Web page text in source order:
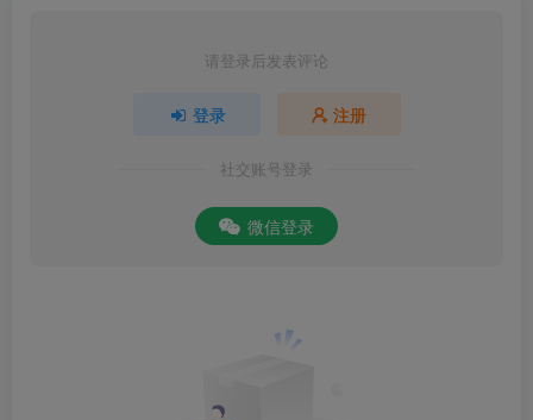
请登录后发表评论
登录 注册
社交账号登录
微信登录